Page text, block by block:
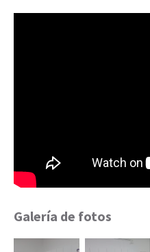
Galería de fotos